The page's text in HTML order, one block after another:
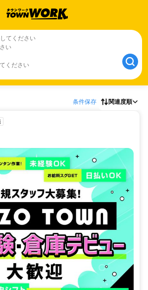
てください
い
ください
条件保存 関連度順